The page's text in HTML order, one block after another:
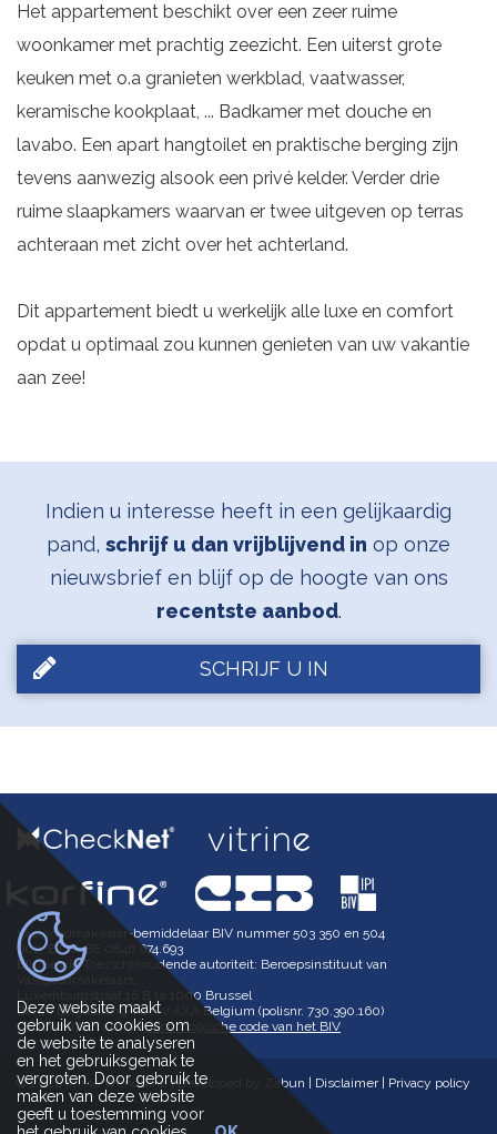
Het appartement beschikt over een zeer ruime
woonkamer met prachtig zeezicht. Een uiterst grote
keuken met o.a granieten werkblad, vaatwasser,
keramische kookplaat, ... Badkamer met douche en
lavabo. Een apart hangtoilet en praktische berging zijn
tevens aanwezig alsook een privé kelder. Verder drie
ruime slaapkamers waarvan er twee uitgeven op terras
achteraan met zicht over het achterland.
Dit appartement biedt u werkelijk alle luxe en comfort
opdat u optimaal zou kunnen genieten van uw vakantie
aan zee!
Indien u interesse heeft in een gelijkaardig
pand, schrijf u dan vrijblijvend in op onze
nieuwsbrief en blijf op de hoogte van ons
recentste aanbod.
SCHRIJF U IN
Vastgoedmakelaar-bemiddelaar BIV nummer 503 350 en 504
602, BTW-BE 0846.674.693
BIV België Toezichthoudende autoriteit: Beroepsinstituut van
Vastgoedmakelaars,
Luxemburgstraat 16 B te 1000 Brussel
BA en borgstelling via NV AXA Belgium (polisnr. 730.390.160)
Onderworpen aan dedeontologische code van het BIV
© 2026 Immo Wenduine |Developed by Zabun Disclaimer| Privacy policy
Deze website maakt
gebruik van cookies om
de website te analyseren
en het gebruiksgemak te
vergroten. Door gebruik te
maken van deze website
geeft u toestemming voor